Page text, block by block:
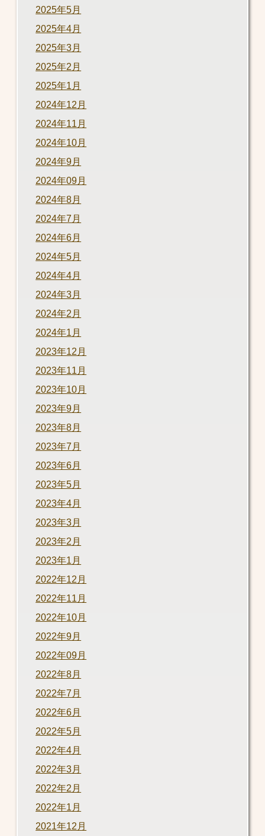
2025年5月
2025年4月
2025年3月
2025年2月
2025年1月
2024年12月
2024年11月
2024年10月
2024年9月
2024年09月
2024年8月
2024年7月
2024年6月
2024年5月
2024年4月
2024年3月
2024年2月
2024年1月
2023年12月
2023年11月
2023年10月
2023年9月
2023年8月
2023年7月
2023年6月
2023年5月
2023年4月
2023年3月
2023年2月
2023年1月
2022年12月
2022年11月
2022年10月
2022年9月
2022年09月
2022年8月
2022年7月
2022年6月
2022年5月
2022年4月
2022年3月
2022年2月
2022年1月
2021年12月